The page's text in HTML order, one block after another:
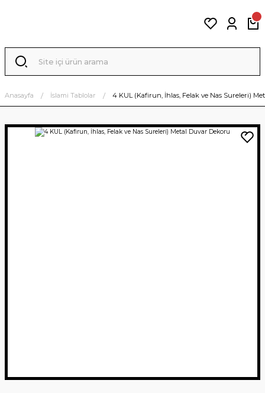
Anasayfa İslami Tablolar 4 KUL (Kafirun, İhlas, Felak ve Nas Sureleri)